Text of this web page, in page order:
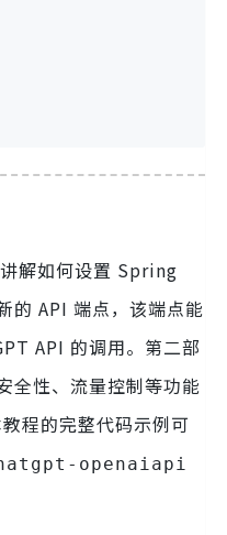
解如何设置 Spring
的 API 端点，该端点能
API 的调用。第二部
全性、流量控制等功能
程的完整代码示例可
openaiapi